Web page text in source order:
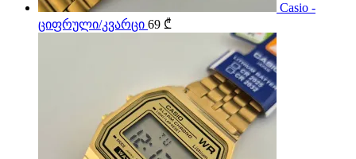
Casio -
ციფრული/კვარცი 69 ₾